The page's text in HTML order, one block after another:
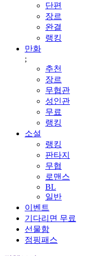
단편
장르
완결
랭킹
만화
;
추천
장르
무협관
성인관
무료
랭킹
소설
랭킹
판타지
무협
로맨스
BL
일반
이벤트
기다리면 무료
선물함
점핑패스